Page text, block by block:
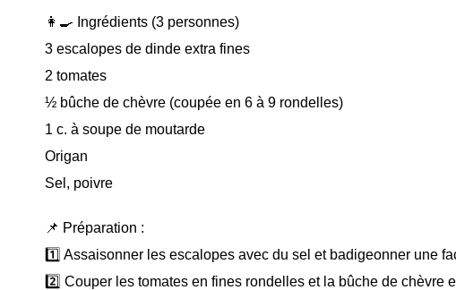
👩‍🍳 Ingrédients (3 personnes)
3 escalopes de dinde extra fines
2 tomates
½ bûche de chèvre (coupée en 6 à 9 rondelles)
1 c. à soupe de moutarde
Origan
Sel, poivre
📌 Préparation :
1️⃣ Assaisonner les escalopes avec du sel et badigeonner une
2️⃣ Couper les tomates en fines rondelles et la bûche de chèvre